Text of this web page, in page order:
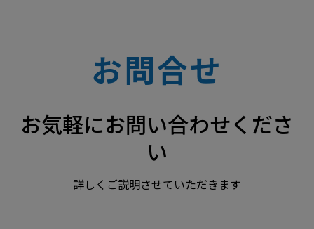
お問合せ
お気軽にお問い合わせくださ
い
詳しくご説明させていただきます